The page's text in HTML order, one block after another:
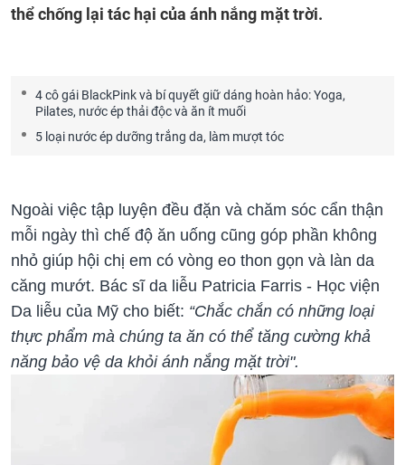
thể chống lại tác hại của ánh nắng mặt trời.
4 cô gái BlackPink và bí quyết giữ dáng hoàn hảo: Yoga,
Pilates, nước ép thải độc và ăn ít muối
5 loại nước ép dưỡng trắng da, làm mượt tóc
Ngoài việc tập luyện đều đặn và chăm sóc cẩn thận
mỗi ngày thì chế độ ăn uống cũng góp phần không
nhỏ giúp hội chị em có vòng eo thon gọn và làn da
căng mướt. Bác sĩ da liễu Patricia Farris - Học viện
Da liễu của Mỹ cho biết: “Chắc chắn có những loại
thực phẩm mà chúng ta ăn có thể tăng cường khả
năng bảo vệ da khỏi ánh nắng mặt trời".